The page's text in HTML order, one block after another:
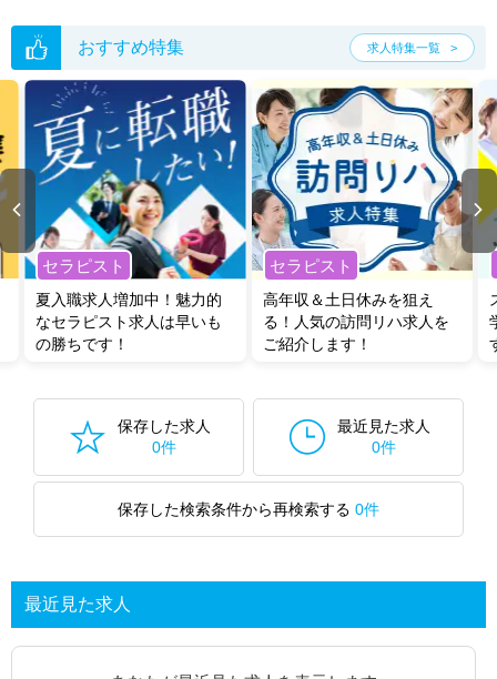
おすすめ特集 求人特集一覧
セラピスト
夏入職求人増加中！魅力的
なセラピスト求人は早いも
の勝ちです！
セラピスト
高年収＆土日休みを狙え
る！人気の訪問リハ求人を
ご紹介します！
保存した求人
0件
最近見た求人
0件
保存した検索条件から再検索する 0件
最近見た求人